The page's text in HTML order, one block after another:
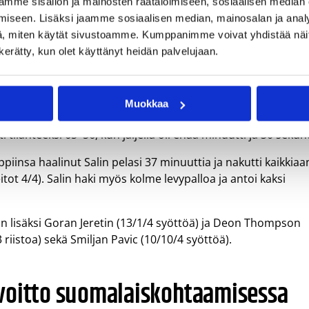
Lisäksi jaamme sosiaalisen median, mainosalan ja
miten käytät sivustoamme. Kumppanimme voivat yhdistää
kun olet käyttänyt heidän palvelujaan.
Muokkaa
kunnes Krka heräsi hiljalleen taisteluun ja alkoi kuroa
Sean Abdul-Hamidin johdolla ensimmäistä kertaa
pistein 52–54, jonka jälkeen Goran Jeretin perättäiset
veivät Olimpijan 62–54-johtoon. Lopullisesti Krkan
tilanteeksi 65–56, kun jäljellä oli enää minuutti ja 30
haalinut Salin pelasi 37 minuuttia ja nakutti
4/4). Salin haki myös kolme levypalloa ja antoi kaksi
lisäksi Goran Jeretin (13/1/4 syöttöä) ja Deon Thompson
sekä Smiljan Pavic (10/10/4 syöttöä).
suomalaiskohtaamisessa